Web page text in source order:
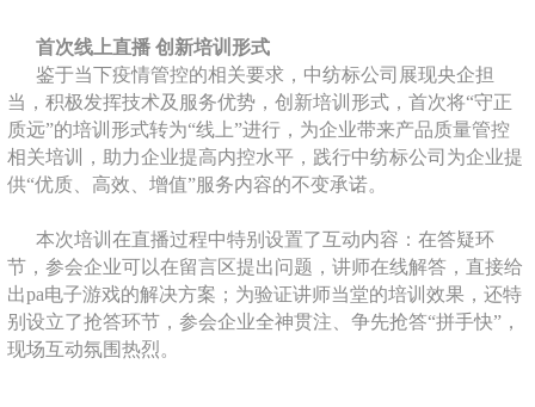
首次线上直播 创新培训形式
鉴于当下疫情管控的相关要求，中纺标公司展现央企担
当，积极发挥技术及服务优势，创新培训形式，首次将“守正
质远”的培训形式转为“线上”进行，为企业带来产品质量管控
相关培训，助力企业提高内控水平，践行中纺标公司为企业提
供“优质、高效、增值”服务内容的不变承诺。
本次培训在直播过程中特别设置了互动内容：在答疑环
节，参会企业可以在留言区提出问题，讲师在线解答，直接给
出pa电子游戏的解决方案；为验证讲师当堂的培训效果，还特
别设立了抢答环节，参会企业全神贯注、争先抢答“拼手快”，
现场互动氛围热烈。